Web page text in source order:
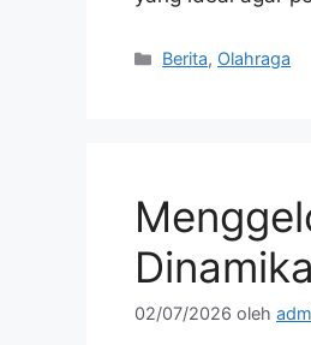
Kategori
Berita, Olahraga
02/07/2026 oleh